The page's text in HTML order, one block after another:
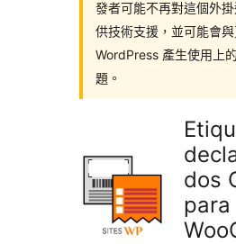
發者可能不再對這個外
供技術支援，並可能會
WordPress 產生使用上
題。
dos
para